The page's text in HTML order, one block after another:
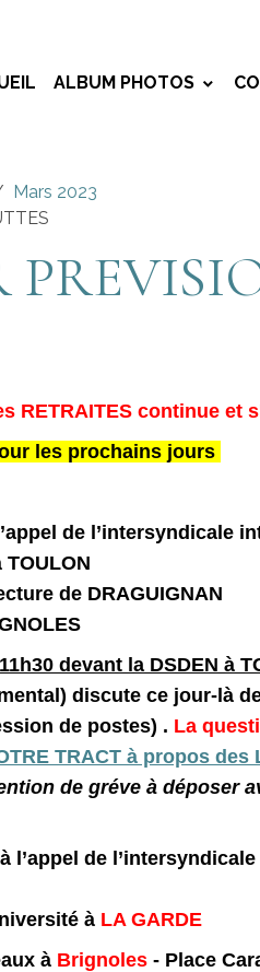
ALBUM PHOTOS
Mars 2023
RETRAITES continue et
les prochains jours
de l’intersyndicale
de DRAGUIGNAN
devant la DSDEN à
discute ce jour-là
de postes) . La
TRACT à propos des
de gréve à déposer
l’appel de l’intersyndicale
à LA GARDE
à Brignoles - Place